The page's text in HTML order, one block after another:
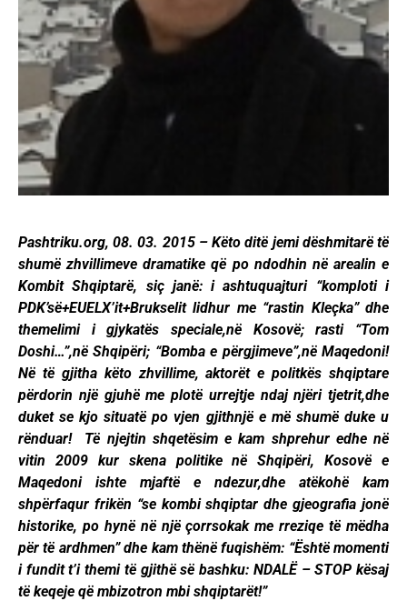
Pashtriku.org, 08. 03. 2015 – Këto ditë jemi dëshmitarë të
shumë zhvillimeve dramatike që po ndodhin në arealin e
Kombit Shqiptarë, siç janë: i ashtuquajturi “komploti i
PDK’së+EUELX’it+Brukselit lidhur me “rastin Kleçka” dhe
themelimi i gjykatës speciale,në Kosovë; rasti “Tom
Doshi…”,në Shqipëri; “Bomba e përgjimeve”,në Maqedoni!
Në të gjitha këto zhvillime, aktorët e politkës shqiptare
përdorin një gjuhë me plotë urrejtje ndaj njëri tjetrit,dhe
duket se kjo situatë po vjen gjithnjë e më shumë duke u
rënduar! Të njejtin shqetësim e kam shprehur edhe në
vitin 2009 kur skena politike në Shqipëri, Kosovë e
Maqedoni ishte mjaftë e ndezur,dhe atëkohë kam
shpërfaqur frikën “se kombi shqiptar dhe gjeografia jonë
historike, po hynë në një çorrsokak me rreziqe të mëdha
për të ardhmen” dhe kam thënë fuqishëm: “Është momenti
i fundit t’i themi të gjithë së bashku: NDALË – STOP kësaj
të keqeje që mbizotron mbi shqiptarët!”